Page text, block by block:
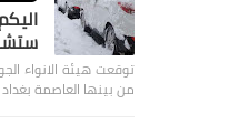
توقعت هيئة الانواء
من بينها العاصمة بغداد ⁦🌨️⁩ واضافت الهيئة ان غدا الاثنين …